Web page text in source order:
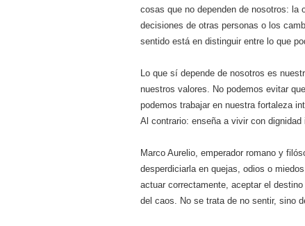
cosas que no dependen de nosotros: la
decisiones de otras personas o los
sentido está en distinguir entre lo que
Lo que sí depende de nosotros es
nuestros valores. No podemos evitar
podemos trabajar en nuestra fortaleza
Al contrario: enseña a vivir con
Marco Aurelio, emperador romano y
desperdiciarla en quejas, odios o
actuar correctamente, aceptar el
del caos. No se trata de no sentir, sino